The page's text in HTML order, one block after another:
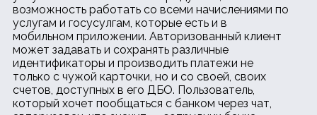
возможность работать со всеми начислениями по
услугам и госусулгам, которые есть и в
мобильном приложении. Авторизованный клиент
может задавать и сохранять различные
идентификаторы и производить платежи не
только с чужой карточки, но и со своей, своих
счетов, доступных в его ДБО. Пользователь,
который хочет пообщаться с банком через чат,